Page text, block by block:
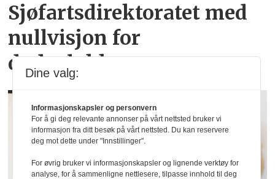
Sjøfartsdirektoratet med
nullvisjon for
dødsulykker
Dine valg:
Informasjonskapsler og personvern
For å gi deg relevante annonser på vårt nettsted bruker vi
informasjon fra ditt besøk på vårt nettsted. Du kan reservere
deg mot dette under "Innstillinger".
For øvrig bruker vi informasjonskapsler og lignende verktøy for
analyse, for å sammenligne nettlesere, tilpasse innhold til deg